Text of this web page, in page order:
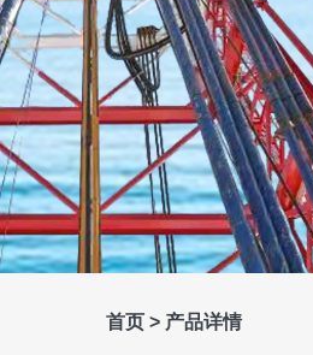
首页 > 产品详情